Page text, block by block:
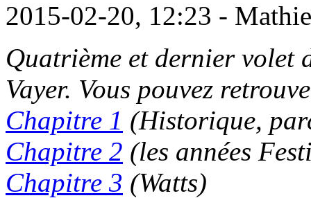
2015-02-20, 12:23 -
Quatrième et dernier volet
Vayer. Vous pouvez
Chapitre 1 (Historique,
Chapitre 2 (les années
Chapitre 3 (Watts)